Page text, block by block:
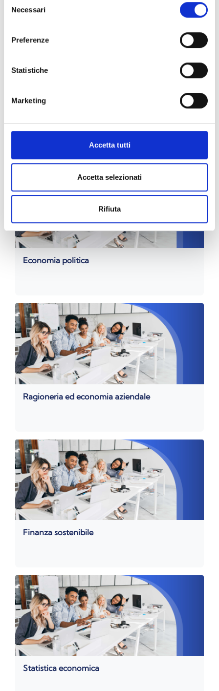
delNecessari
Preferenze
Statistiche
Marketing
Accetta tutti
Accetta selezionati
Rifiuta
Diritto pubblico
Economia politica
Ragioneria ed economia aziendale
Finanza sostenibile
Statistica economica